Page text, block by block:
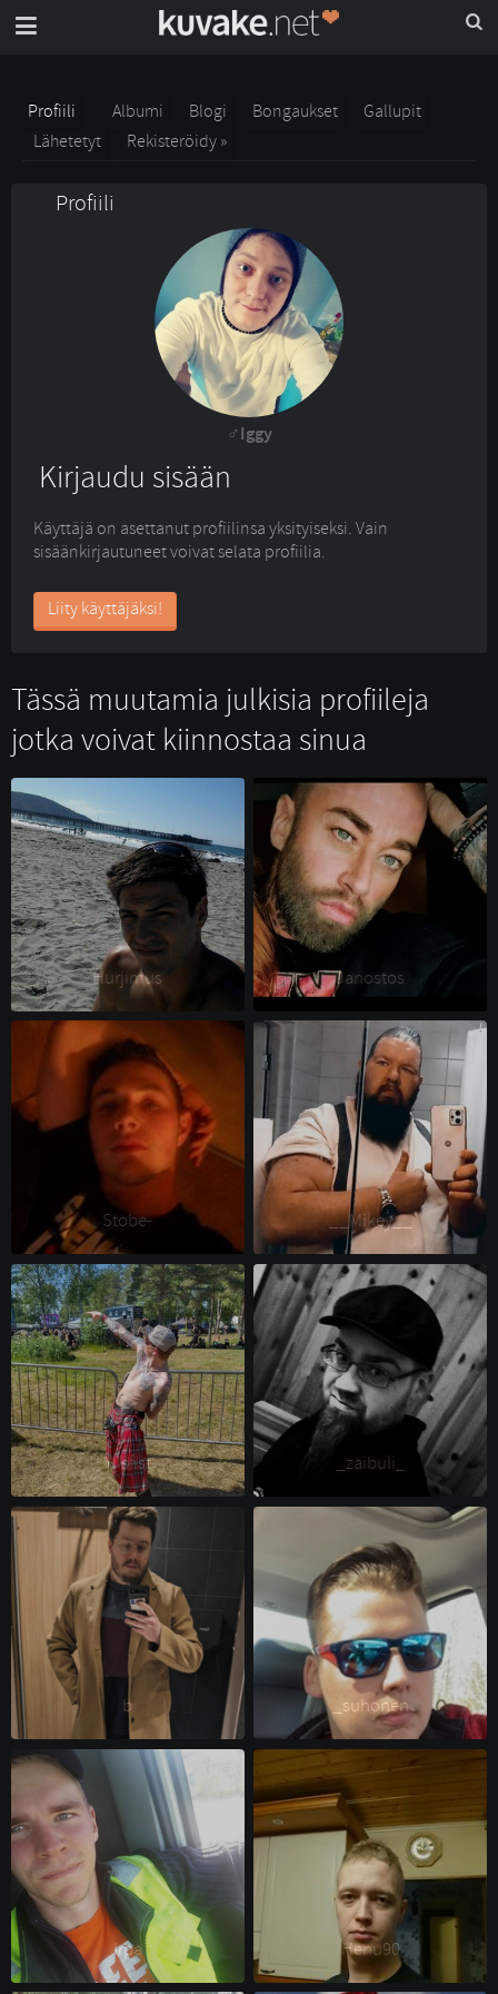
Profiili Albumi Blogi Bongaukset
Gallupit
Lähetetyt
Rekisteröidy »
Profiili
Iggy
Kirjaudu sisään
Käyttäjä on asettanut profiilinsa yksityiseksi. Vain
sisäänkirjautuneet voivat selata profiilia.
Liity käyttäjäksi!
Tässä muutamia julkisia profiileja
jotka voivat kiinnostaa sinua
Hurjimus Janostos
Stobe- __Mikey__
Misfist _zaibuli_
b _suhonen
Irpa Henu90